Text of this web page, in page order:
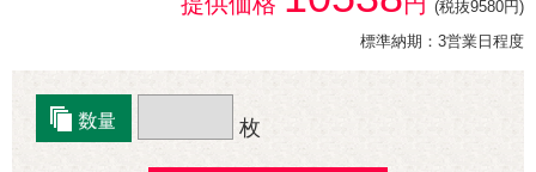
(税抜9580円)
標準納期：3営業日程度
枚